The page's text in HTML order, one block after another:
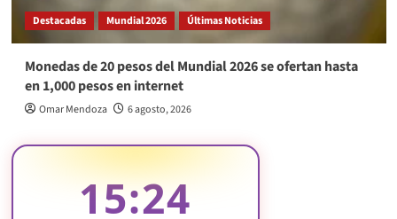
Destacadas Mundial 2026 Últimas Noticias
Monedas de 20 pesos del Mundial 2026 se ofertan hasta
en 1,000 pesos en internet
Omar Mendoza 6 agosto, 2026
15:24